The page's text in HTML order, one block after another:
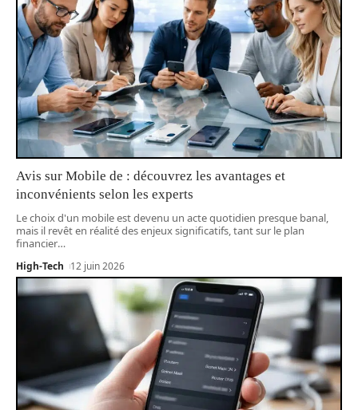
Avis sur Mobile de : découvrez les avantages et
inconvénients selon les experts
Le choix d'un mobile est devenu un acte quotidien presque banal,
mais il revêt en réalité des enjeux significatifs, tant sur le plan
financier…
High-Tech 12 juin 2026